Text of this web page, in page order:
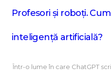
Profesori și roboți.
inteligență artificială?
Într-o lume în care ChatGPT